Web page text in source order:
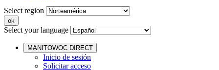
Select region
Select your language
MANITOWOC DIRECT
Inicio de sesión
Solicitar acceso